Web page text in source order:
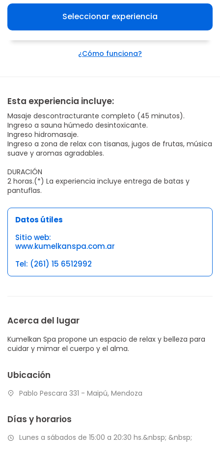
Seleccionar experiencia
¿Cómo funciona?
Esta experiencia incluye:
Masaje descontracturante completo (45 minutos).
Ingreso a sauna húmedo desintoxicante.
Ingreso hidromasaje.
Ingreso a zona de relax con tisanas, jugos de frutas, música
suave y aromas agradables.
DURACIÓN
2 horas.(*) La experiencia incluye entrega de batas y
pantuflas.
Datos útiles
Sitio web:
www.kumelkanspa.com.ar
Tel: (261) 15 6512992
Acerca del lugar
Kumelkan Spa propone un espacio de relax y belleza para
cuidar y mimar el cuerpo y el alma.
Ubicación
Pablo Pescara 331 - Maipú, Mendoza
Días y horarios
Lunes a sábados de 15:00 a 20:30 hs.&nbsp; &nbsp;